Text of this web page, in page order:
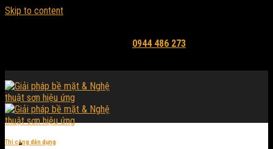
Skip to content
0944 486 273
Thi công dân dụng